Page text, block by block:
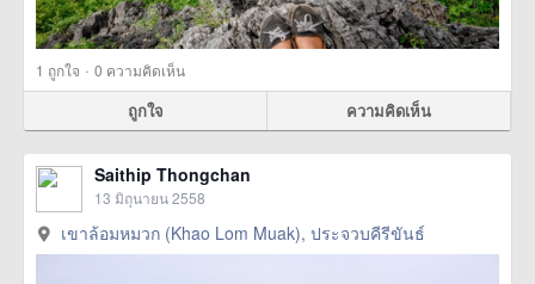
1 ถูกใจ · 0 ความคิดเห็น
ถูกใจ ความคิดเห็น
Saithip Thongchan
13 มิถุนายน 2558
เขาล้อมหมวก (Khao Lom Muak), ประจวบคีรีขันธ์